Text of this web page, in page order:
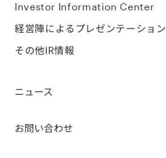
Investor Information Center
経営陣によるプレゼンテーション
その他IR情報
ニュース
お問い合わせ